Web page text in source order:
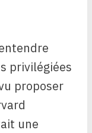
privilégiées
proposer
une